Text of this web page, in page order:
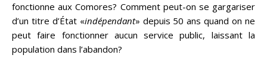
fonctionne aux Comores? Comment peut-on se gargariser
d’un titre d’État «indépendant» depuis 50 ans quand on ne
peut faire fonctionner aucun service public, laissant la
population dans l’abandon?